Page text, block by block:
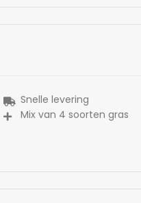
Snelle levering
Mix van 4 soorten gras